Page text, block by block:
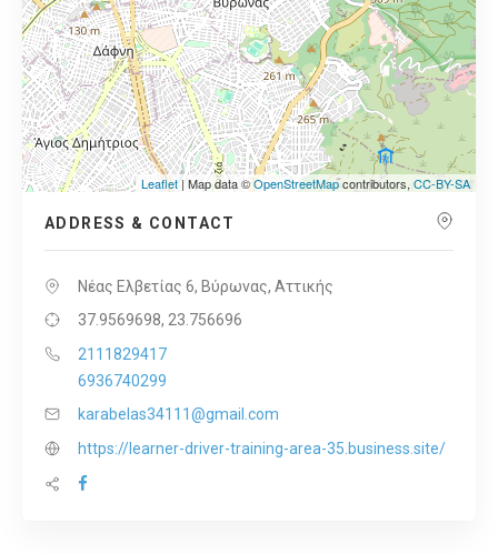
Leaflet| Map data ©OpenStreetMapcontributors,CC-BY-SA
ADDRESS & CONTACT
Νέας Ελβετίας 6, Βύρωνας, Αττικής
37.9569698, 23.756696
2111829417
6936740299
karabelas34111@gmail.com
https://learner-driver-training-area-35.business.site/